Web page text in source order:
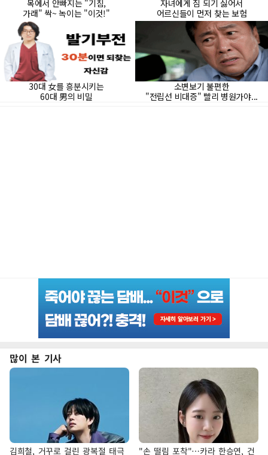
많이 본 기사
김희철, 거꾸로 걸린 광복절 태극 "손 떨림 포착"…카라 한승연, 건